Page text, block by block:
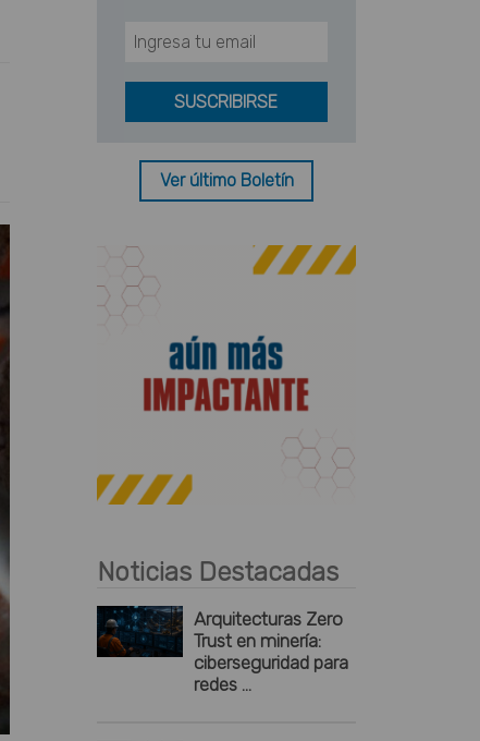
Ver último Boletín
Noticias Destacadas
Arquitecturas Zero
Trust en minería:
ciberseguridad para
redes ...